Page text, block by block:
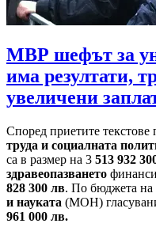
МВР шефът за
има резултати,
увеличени
Според приетите текстове
труда и социалната
са в размер на 3 513 932
здравеопазването
828 300 лв. По бюджета на
и науката (МОН)
961 000 лв.